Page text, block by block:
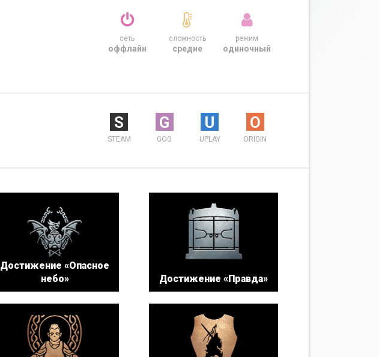
сеть
оффлайн
сложность
средне
режим
одиночный
S
STEAM
G
GOG
U
UPLAY
O
ORIGIN
Достижение «Опасное
небо»
Достижение «Правда»